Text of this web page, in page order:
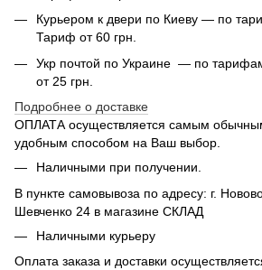
Курьером к двери по Киеву — по
Тариф от 60 грн.
Укр почтой по Украине — по
от 25 грн.
Подробнее о доставке
ОПЛАТА осуществляется самым
удобным способом на Ваш выбор.
Наличными при получении.
В пункте самовывоза по адресу: г.
Шевченко 24 в магазине СКЛАД
Наличными курьеру
Оплата заказа и доставки